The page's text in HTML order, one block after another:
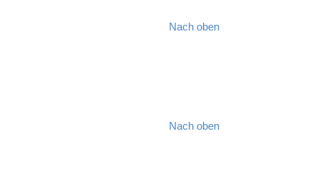
Nach oben
Nach oben